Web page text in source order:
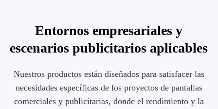
Entornos empresariales y
escenarios publicitarios aplicables
Nuestros productos están diseñados para satisfacer las
necesidades específicas de los proyectos de pantallas
comerciales y publicitarias, donde el rendimiento y la